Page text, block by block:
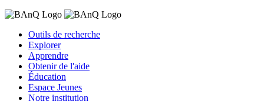
Outils de recherche
Explorer
Apprendre
Obtenir de l'aide
Éducation
Espace Jeunes
Notre institution